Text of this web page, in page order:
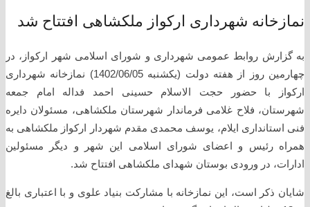
نمازخانه شهرداری ارکواز ملکشاهی افتتاح شد
به گزارش روابط عمومی شهرداری و شورای اسلامی شهر ارکواز، در
چهارمین روز از هفته دولت (یکشنبه 1402/06/05) نمازخانه شهرداری
ارکواز با حضور حجت الاسلام حسینی احمد فداله امام جمعه
شهرستان، فلاح غلامی فرماندار شهرستان ملکشاهی، مسئولان دایره
فنی استانداری ایلام، یوسف محمدی مقدم شهردار ارکواز ملکشاهی به
همراه رئیس و اعضای شورای اسلامی این شهر و دیگر مسئولین
ادارات، در ورودی بوستان شهدای ملکشاهی افتتاح شد.
شایان ذکر است، این نمازخانه با مشارکت بنیاد علوی و با اعتباری بالغ